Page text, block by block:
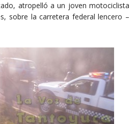
atropelló a un joven motociclista
sobre la carretera federal lencero –